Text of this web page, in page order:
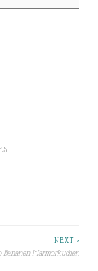
NEXT >
Bananen Marmorkuchen